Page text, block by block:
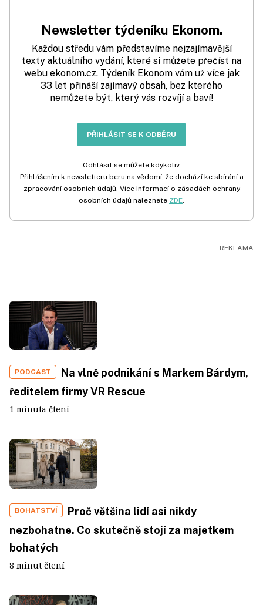
Newsletter týdeníku Ekonom.
Každou středu vám představíme nejzajímavější
texty aktuálního vydání, které si můžete přečíst na
webu ekonom.cz. Týdeník Ekonom vám už více jak
33 let přináší zajímavý obsah, bez kterého
nemůžete být, který vás rozvíjí a baví!
PŘIHLÁSIT SE K ODBĚRU
Odhlásit se můžete kdykoliv.
Přihlášením k newsletteru beru na vědomí, že dochází ke sbírání a
zpracování osobních údajů. Více informací o zásadách ochrany
osobních údajů naleznete ZDE
PODCAST
Na vlně podnikání s Markem Bárdym,
ředitelem firmy VR Rescue
1 minuta čtení
BOHATSTVÍ
Proč většina lidí asi nikdy
nezbohatne. Co skutečně stojí za majetkem
bohatých
8 minut čtení